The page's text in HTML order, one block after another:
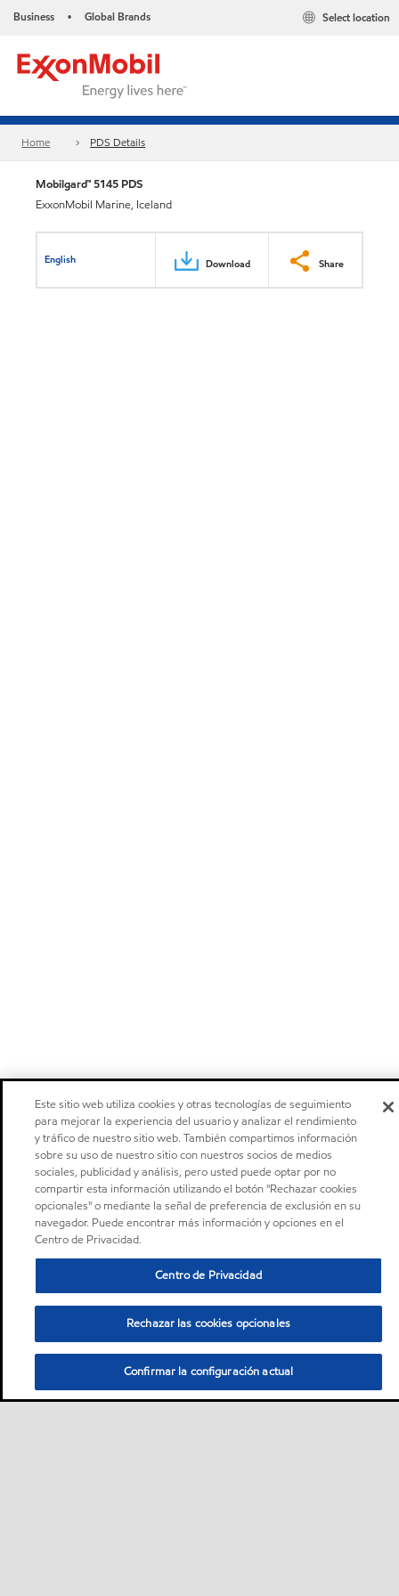
Business • Global Brands Select location
Home PDS Details
Mobilgard™ 5145 PDS
ExxonMobil Marine, Iceland
English Download Share
Este sitio web utiliza cookies y otras tecnologías de seguimiento
para mejorar la experiencia del usuario y analizar el rendimiento
y tráfico de nuestro sitio web. También compartimos información
sobre su uso de nuestro sitio con nuestros socios de medios
sociales, publicidad y análisis, pero usted puede optar por no
compartir esta información utilizando el botón "Rechazar cookies
opcionales" o mediante la señal de preferencia de exclusión en su
navegador. Puede encontrar más información y opciones en el
Centro de Privacidad.
Centro de Privacidad
Rechazar las cookies opcionales
Confirmar la configuración actual